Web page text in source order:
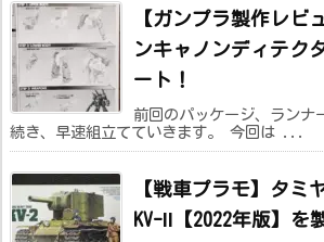
【ガンプラ製作レビ
ンキャノンディテク
ート！
前回のパッケージ、ランナ
続き、早速組立てていきます。 今回は ...
【戦車プラモ】タミ
KV-Ⅱ【2022年版】を